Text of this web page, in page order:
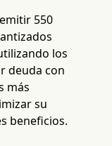
550
los
deuda con
más
su
beneficios.